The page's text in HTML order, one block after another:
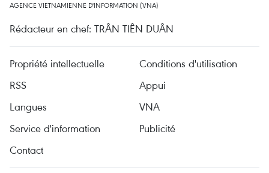
AGENCE VIETNAMIENNE D'INFORMATION (VNA)
Rédacteur en chef: TRÂN TIÊN DUÂN
Propriété intellectuelle
Conditions d'utilisation
RSS
Appui
Langues
VNA
Service d'information
Publicité
Contact